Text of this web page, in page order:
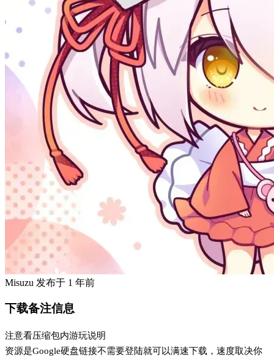
Misuzu 发布于 1 年前
下载备注信息
注意看压缩包内游玩说明
资源是Google硬盘链接不需要登陆就可以满速下载，速度取决你